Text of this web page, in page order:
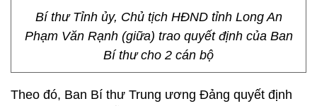
Bí thư Tỉnh ủy, Chủ tịch HĐND tỉnh Long An
Phạm Văn Rạnh (giữa) trao quyết định của Ban
Bí thư cho 2 cán bộ
Theo đó, Ban Bí thư Trung ương Đảng quyết định